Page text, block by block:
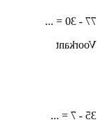
77 - 30 = ...
Voorkant
35 - 7 = ...